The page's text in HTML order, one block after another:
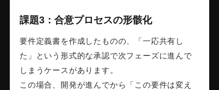
課題3：合意プロセスの形骸化
要件定義書を作成したものの、「一応共有し
た」という形式的な承認で次フェーズに進んで
しまうケースがあります。
この場合、開発が進んでから「この要件は変え